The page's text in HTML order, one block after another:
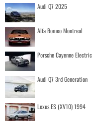
Audi Q7 2025
Alfa Romeo Montreal
Porsche Cayenne Electric
Audi Q7 3rd Generation
Lexus ES (XV10) 1994